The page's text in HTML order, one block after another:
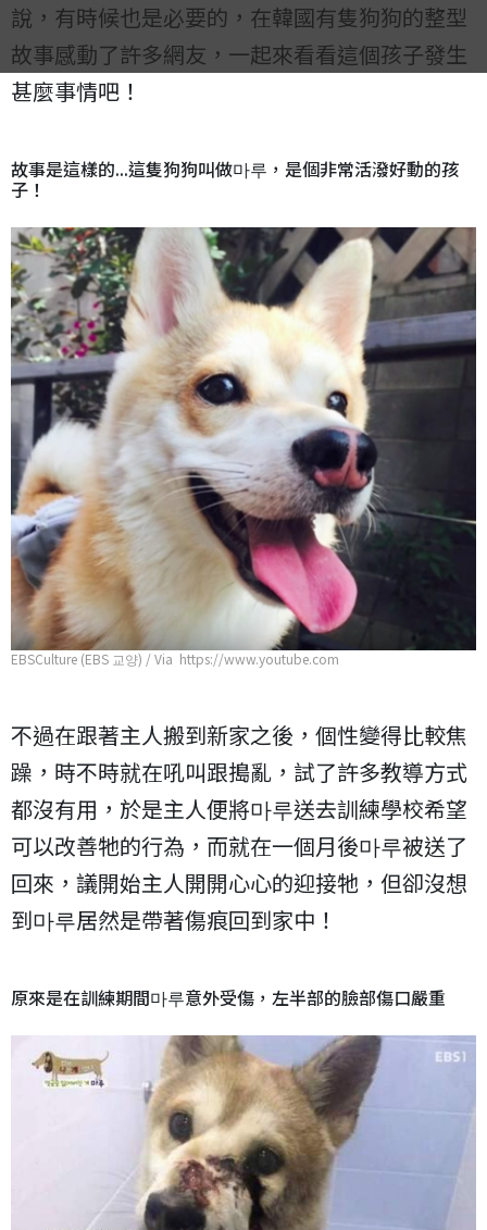
說，有時候也是必要的，在韓國有隻狗狗的整型
故事感動了許多網友，一起來看看這個孩子發生
甚麼事情吧！
故事是這樣的...這隻狗狗叫做마루，是個非常活潑好動的孩
子！
EBSCulture (EBS 교양) / Via https://www.youtube.com
不過在跟著主人搬到新家之後，個性變得比較焦
躁，時不時就在吼叫跟搗亂，試了許多教導方式
都沒有用，於是主人便將마루送去訓練學校希望
可以改善牠的行為，而就在一個月後마루被送了
回來，議開始主人開開心心的迎接牠，但卻沒想
到마루居然是帶著傷痕回到家中！
原來是在訓練期間마루意外受傷，左半部的臉部傷口嚴重